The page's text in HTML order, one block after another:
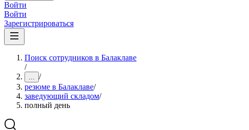
Войти
Войти
Зарегистрироваться
Поиск сотрудников в Балаклаве
/
... /
резюме в Балаклаве/
заведующий складом/
полный день